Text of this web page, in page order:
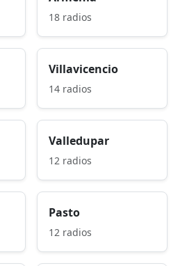
18 radios
Villavicencio
14 radios
Valledupar
12 radios
Pasto
12 radios